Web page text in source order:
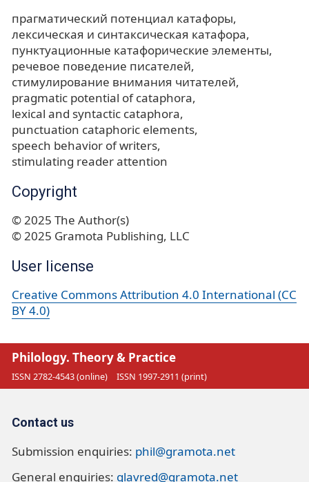
прагматический потенциал катафоры
лексическая и синтаксическая катафора
пунктуационные катафорические элементы
речевое поведение писателей
стимулирование внимания читателей
pragmatic potential of cataphora
lexical and syntactic cataphora
punctuation cataphoric elements
speech behavior of writers
stimulating reader attention
Copyright
© 2025 The Author(s)
© 2025 Gramota Publishing, LLC
User license
Creative Commons Attribution 4.0 International (CC
BY 4.0)
Philology. Theory & Practice
ISSN 2782-4543 (online) ISSN 1997-2911 (print)
Contact us
Submission enquiries: phil@gramota.net
General enquiries: glavred@gramota.net